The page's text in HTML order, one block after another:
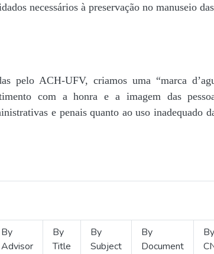
necessários à preservação no manuseio
pelo ACH-UFV, criamos uma “marca
com a honra e a imagem das
e penais quanto ao uso inadequado
By
Advisor
By
Title
By
Subject
By
Document
By